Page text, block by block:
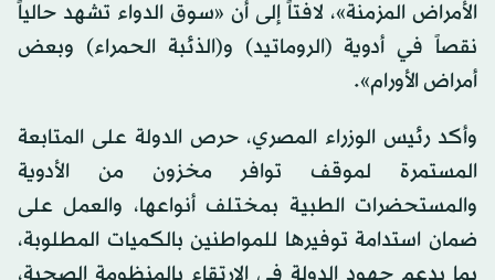
الأمراض المزمنة»، لافتاً إلى أن «سوق الدواء تشهد حالياً
نقصاً في أدوية (الروماتيد) و(الذئبة الحمراء) وبعض
أمراض الأورام».
وأكد رئيس الوزراء المصري، حرص الدولة على المتابعة
المستمرة لموقف توافر مخزون من الأدوية
والمستحضرات الطبية بمختلف أنواعها، والعمل على
ضمان استدامة توفيرها للمواطنين بالكميات المطلوبة،
بما يدعم جهود الدولة في الارتقاء بالمنظومة الصحية،